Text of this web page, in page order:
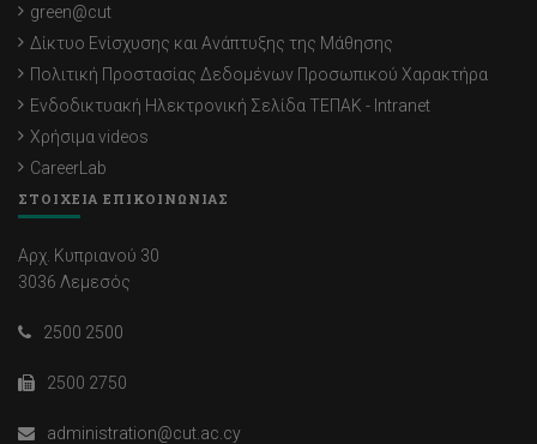
green@cut
Δίκτυο Ενίσχυσης και Ανάπτυξης της Μάθησης
Πολιτική Προστασίας Δεδομένων Προσωπικού Χαρακτήρα
Ενδοδικτυακή Ηλεκτρονική Σελίδα ΤΕΠΑΚ - Intranet
Χρήσιμα videos
CareerLab
ΣΤΟΙΧΕΙΑ ΕΠΙΚΟΙΝΩΝΙΑΣ
Αρχ. Κυπριανού 30
3036 Λεμεσός
2500 2500
2500 2750
administration@cut.ac.cy